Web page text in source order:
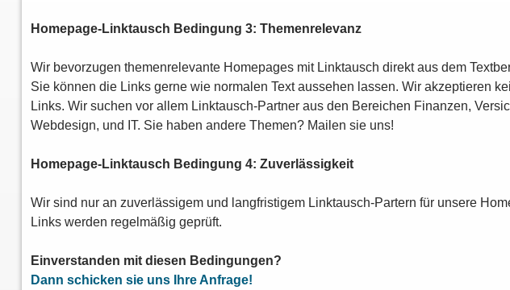
Homepage-Linktausch Bedingung 3: Themenrelevanz
Wir bevorzugen themenrelevante Homepages mit Linktausch direkt aus dem
Sie können die Links gerne wie normalen Text aussehen lassen. Wir akzeptieren
Links. Wir suchen vor allem Linktausch-Partner aus den Bereichen Finanzen,
Webdesign, und IT. Sie haben andere Themen? Mailen sie uns!
Homepage-Linktausch Bedingung 4: Zuverlässigkeit
Wir sind nur an zuverlässigem und langfristigem Linktausch-Partern für unsere
Links werden regelmäßig geprüft.
Einverstanden mit diesen Bedingungen?
Dann schicken sie uns Ihre Anfrage!